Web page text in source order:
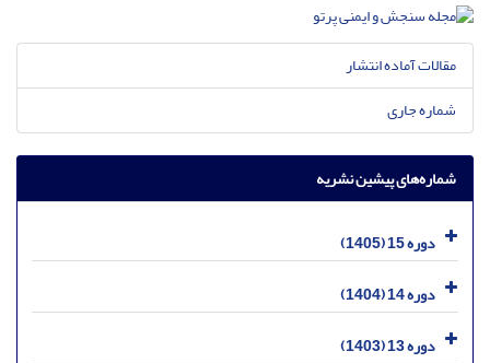
مقالات آماده انتشار
شماره جاری
شماره‌های پیشین نشریه
دوره 15 (1405)
دوره 14 (1404)
دوره 13 (1403)